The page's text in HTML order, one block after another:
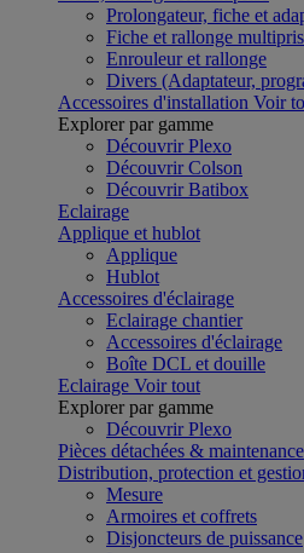
Prolongateur, fiche et
Fiche et rallonge
Enrouleur et rallonge
Divers (Adaptateur,
Accessoires d'installation Voir
Explorer par gamme
Découvrir Plexo
Découvrir Colson
Découvrir Batibox
Eclairage
Applique et hublot
Applique
Hublot
Accessoires d'éclairage
Eclairage chantier
Accessoires d'éclairage
Boîte DCL et douille
Eclairage Voir tout
Explorer par gamme
Découvrir Plexo
Pièces détachées & maintenance
Distribution, protection et
Mesure
Armoires et coffrets
Disjoncteurs de puissance